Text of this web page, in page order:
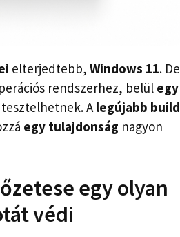
elterjedtebb, Windows 11. De
rendszerhez, belül egy
A legújabb build
egy tulajdonság nagyon
egy olyan
védi